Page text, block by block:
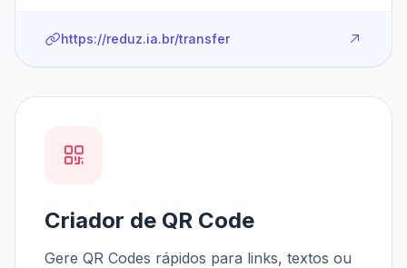
https://reduz.ia.br/transfer
Criador de QR Code
Gere QR Codes rápidos para links, textos ou